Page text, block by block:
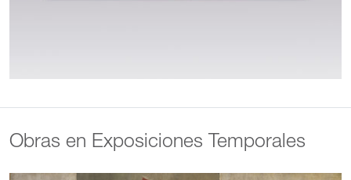
Obras en Exposiciones Temporales